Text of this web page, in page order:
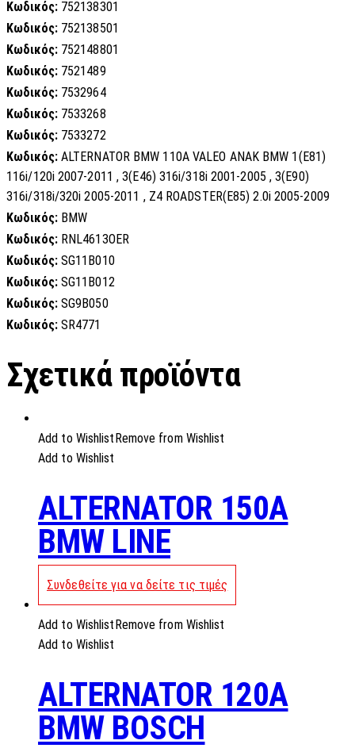
Κωδικός: 752138301
Κωδικός: 752138501
Κωδικός: 752148801
Κωδικός: 7521489
Κωδικός: 7532964
Κωδικός: 7533268
Κωδικός: 7533272
Κωδικός: ALTERNATOR BMW 110A VALEO ANAK BMW 1(E81)
116i/120i 2007-2011 , 3(E46) 316i/318i 2001-2005 , 3(E90)
316i/318i/320i 2005-2011 , Z4 ROADSTER(E85) 2.0i 2005-2009
Κωδικός: BMW
Κωδικός: RNL4613OER
Κωδικός: SG11B010
Κωδικός: SG11B012
Κωδικός: SG9B050
Κωδικός: SR4771
Σχετικά προϊόντα
Add to Wishlist Remove from Wishlist
Add to Wishlist
ALTERNATOR 150A
BMW LINE
Συνδεθείτε για να δείτε τις τιμές
Add to Wishlist Remove from Wishlist
Add to Wishlist
ALTERNATOR 120A
BMW BOSCH